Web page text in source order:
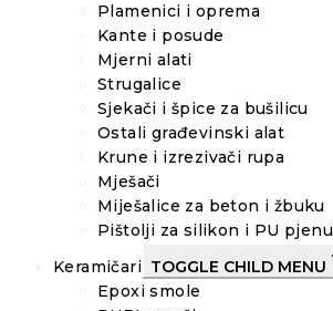
Plamenici i oprema
Kante i posude
Mjerni alati
Strugalice
Sjekači i špice za bušilicu
Ostali građevinski alat
Krune i izrezivači rupa
Mješači
Miješalice za beton i žbuku
Pištolji za silikon i PU pjenu
Keramičari TOGGLE CHILD MENU
Epoxi smole